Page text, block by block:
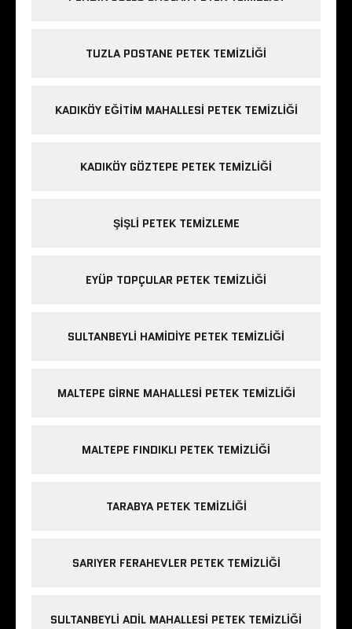
TUZLA POSTANE PETEK TEMIZLIĞI
KADIKÖY EĞITIM MAHALLESI PETEK TEMIZLIĞI
KADIKÖY GÖZTEPE PETEK TEMIZLIĞI
ŞIŞLI PETEK TEMIZLEME
EYÜP TOPÇULAR PETEK TEMIZLIĞI
SULTANBEYLI HAMIDIYE PETEK TEMIZLIĞI
MALTEPE GIRNE MAHALLESI PETEK TEMIZLIĞI
MALTEPE FINDIKLI PETEK TEMIZLIĞI
TARABYA PETEK TEMIZLIĞI
SARIYER FERAHEVLER PETEK TEMIZLIĞI
SULTANBEYLI ADIL MAHALLESI PETEK TEMIZLIĞI